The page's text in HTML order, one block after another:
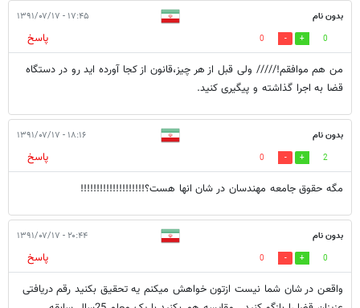
بدون نام ۱۷:۴۵ - ۱۳۹۱/۰۷/۱۷
0
0
پاسخ
من هم موافقم!///// ولی قبل از هر چیز،قانون از کجا آورده اید رو در دستگاه
قضا به اجرا گذاشته و پیگیری کنید.
بدون نام ۱۸:۱۶ - ۱۳۹۱/۰۷/۱۷
2
0
پاسخ
مگه حقوق جامعه مهندسان در شان انها هست؟!!!!!!!!!!!!!!!!!!!!
بدون نام ۲۰:۴۴ - ۱۳۹۱/۰۷/۱۷
0
0
پاسخ
واقعن در شان شما نیست ازتون خواهش میکنم یه تحقیق بکنید رقم دریافتی